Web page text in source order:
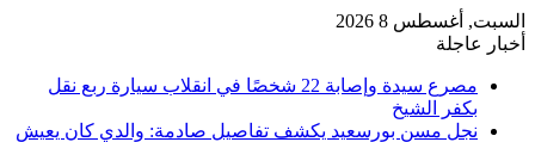
السبت, أغسطس 8 2026
أخبار عاجلة
مصرع سيدة وإصابة 22 شخصًا في انقلاب سيارة ربع نقل
بكفر الشيخ
نجل مسن بورسعيد يكشف تفاصيل صادمة: والدي كان يعيش